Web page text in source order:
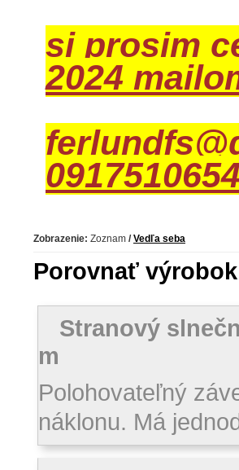
si prosim
2024
Zobrazenie: Zoznam / Vedľa seba
Porovnať
Stranový
m
Polohovateľný
náklonu. Má